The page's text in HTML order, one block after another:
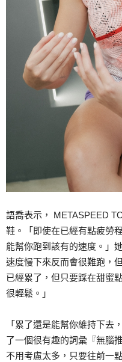
語喬表示， METASPEED
鞋。「即使在已經有點疲勞
能幫你跑到該有的速度。」
速度慢下來反而會很難跑，
已經累了，但只要踩在甜蜜
很輕鬆。」
「累了還是能幫你維持下去
了一個很有趣的詞彙『無腦
不用考慮太多，只要往前一